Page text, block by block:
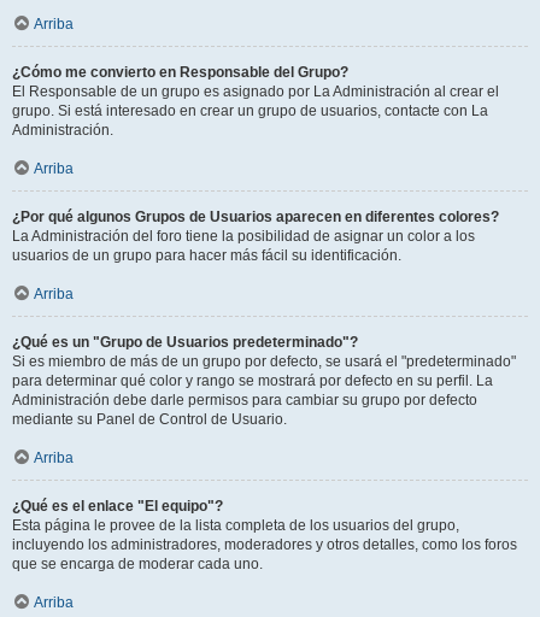
Arriba
¿Cómo me convierto en Responsable del Grupo?
El Responsable de un grupo es asignado por La Administración al crear el
grupo. Si está interesado en crear un grupo de usuarios, contacte con La
Administración.
Arriba
¿Por qué algunos Grupos de Usuarios aparecen en diferentes colores?
La Administración del foro tiene la posibilidad de asignar un color a los
usuarios de un grupo para hacer más fácil su identificación.
Arriba
¿Qué es un "Grupo de Usuarios predeterminado"?
Si es miembro de más de un grupo por defecto, se usará el "predeterminado"
para determinar qué color y rango se mostrará por defecto en su perfil. La
Administración debe darle permisos para cambiar su grupo por defecto
mediante su Panel de Control de Usuario.
Arriba
¿Qué es el enlace "El equipo"?
Esta página le provee de la lista completa de los usuarios del grupo,
incluyendo los administradores, moderadores y otros detalles, como los foros
que se encarga de moderar cada uno.
Arriba